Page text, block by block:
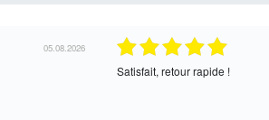
04.08.2026
Satisfait de l’échange, assez